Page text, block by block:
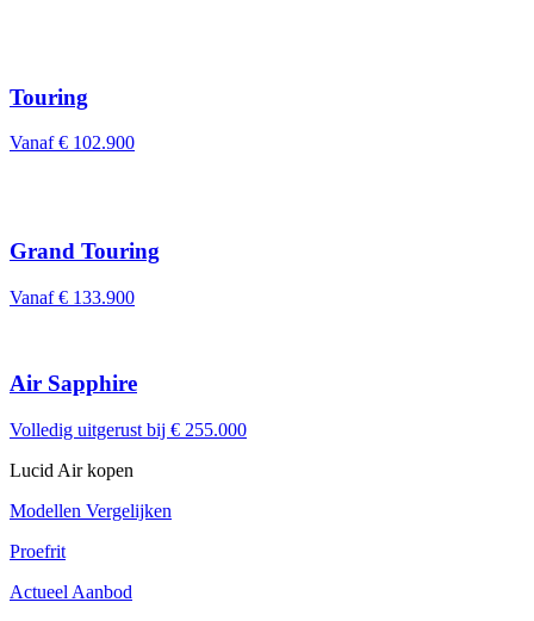
Touring
Vanaf € 102.900
Grand Touring
Vanaf € 133.900
Air Sapphire
Volledig uitgerust bij € 255.000
Lucid Air kopen
Modellen Vergelijken
Proefrit
Actueel Aanbod